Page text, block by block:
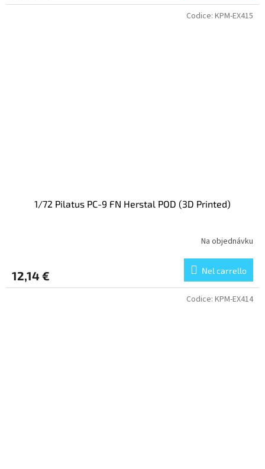
1/72 Pilatus PC-9 FN Herstal POD (3D Printed)
Na objednávku
12,14 € Nel carrello
Codice: KPM-EX415
Codice: KPM-EX414